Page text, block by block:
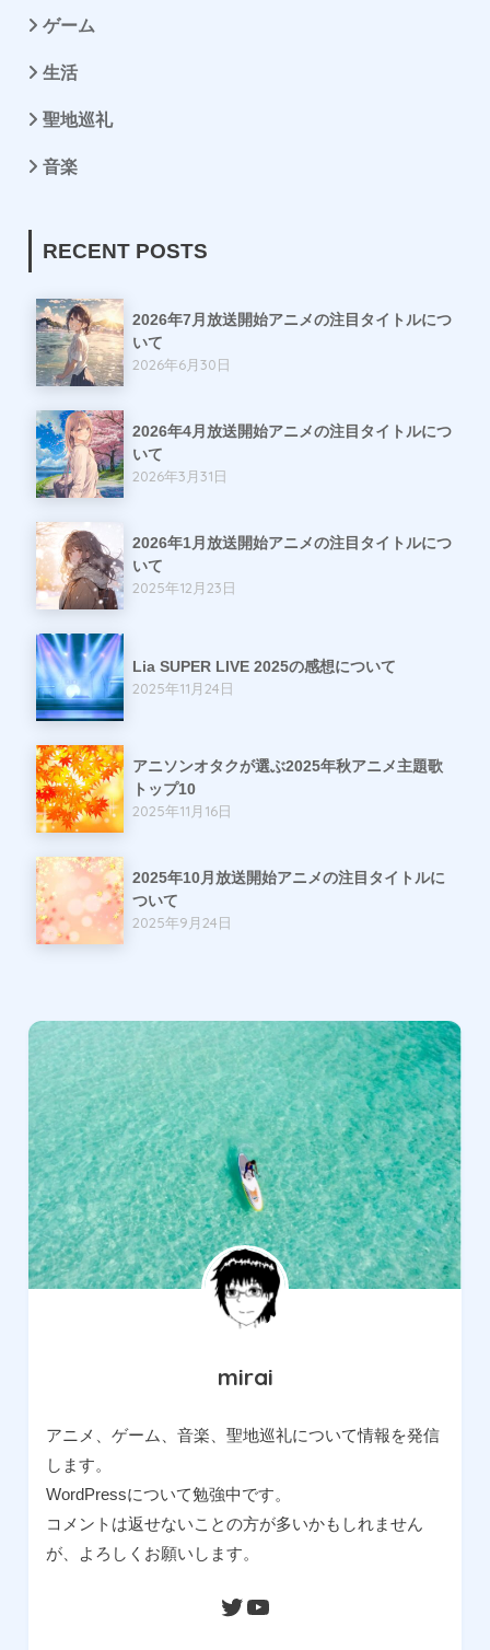
ゲーム
生活
聖地巡礼
音楽
RECENT POSTS
2026年7月放送開始アニメの注目タイトルにつ
いて
2026年6月30日
2026年4月放送開始アニメの注目タイトルにつ
いて
2026年3月31日
2026年1月放送開始アニメの注目タイトルにつ
いて
2025年12月23日
Lia SUPER LIVE 2025の感想について
2025年11月24日
アニソンオタクが選ぶ2025年秋アニメ主題歌
トップ10
2025年11月16日
2025年10月放送開始アニメの注目タイトルに
ついて
2025年9月24日
mirai
アニメ、ゲーム、音楽、聖地巡礼について情報を発信
します。
WordPressについて勉強中です。
コメントは返せないことの方が多いかもしれません
が、よろしくお願いします。